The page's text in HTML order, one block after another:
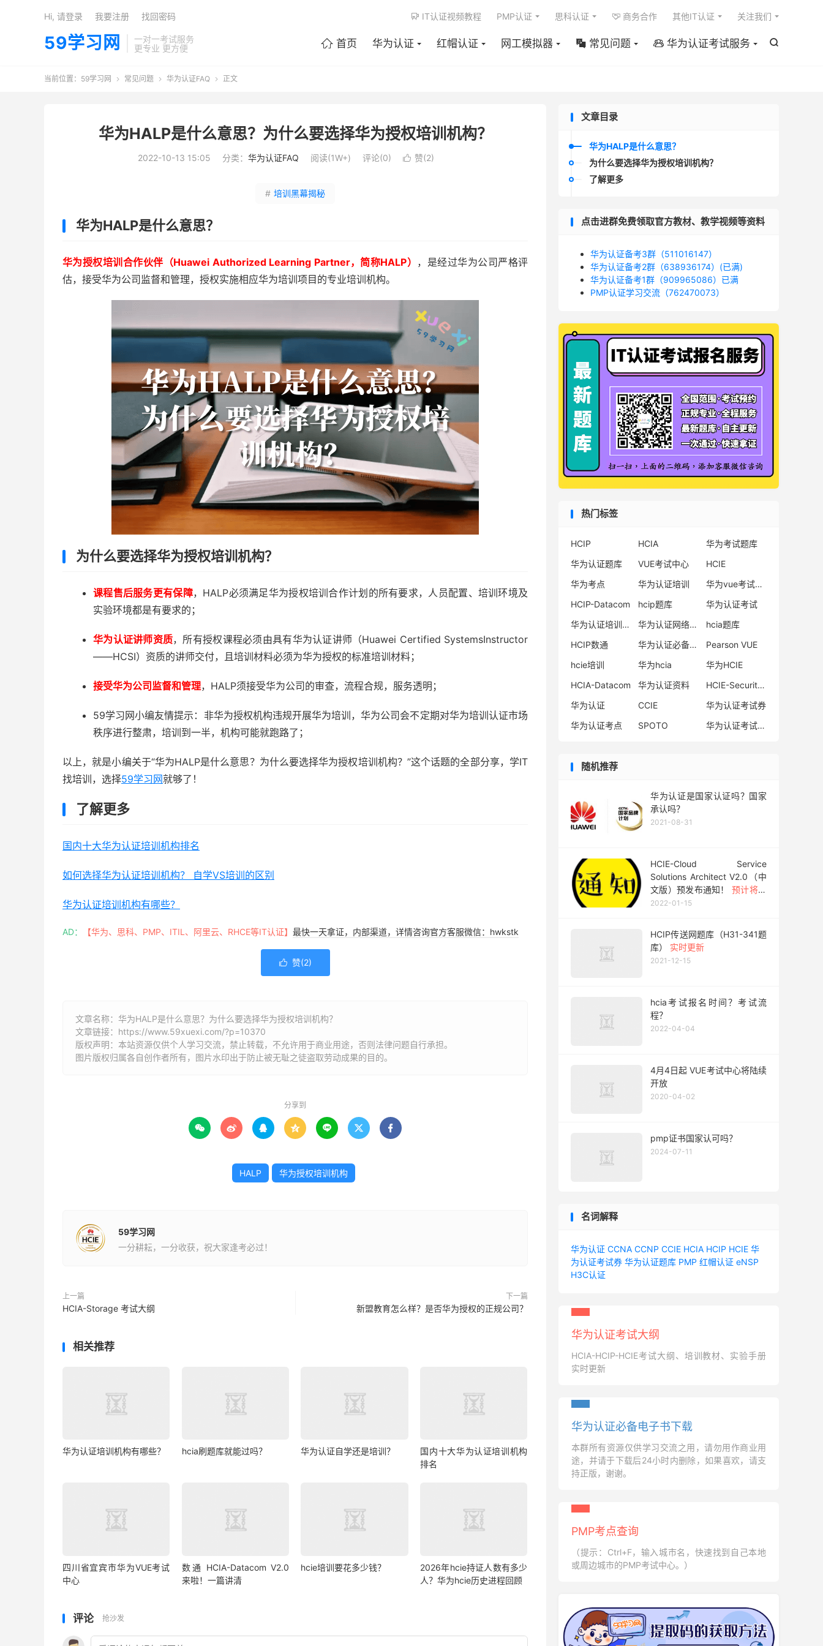
59学习网
一对一考试服务
更专业 更方便

 首页 华为认证 红帽认证 网工模拟器  常见问题  华为认证考试服务
 IT认证视频教程 PMP认证 思科认证  商务合作 其他IT认证 关注我们
Hi, 请登录 我要注册 找回密码
当前位置： 59学习网  常见问题  华为认证FAQ  正文
华为HALP是什么意思？为什么要选择华为授权培训机构？
2022-10-13 15:05 分类： 华为认证FAQ 阅读(1W+) 评论(0)  赞(2)
# 培训黑幕揭秘
华为HALP是什么意思？
华为授权培训合作伙伴（Huawei Authorized Learning Partner，简称HALP） ，是经过华为公司严格评
估，接受华为公司监督和管理，授权实施相应华为培训项目的专业培训机构。
为什么要选择华为授权培训机构？
课程售后服务更有保障，HALP必须满足华为授权培训合作计划的所有要求，人员配置、培训环境及
实验环境都是有要求的；
华为认证讲师资质，所有授权课程必须由具有华为认证讲师（Huawei Certified SystemsInstructor
——HCSI）资质的讲师交付，且培训材料必须为华为授权的标准培训材料；
接受华为公司监督和管理，HALP须接受华为公司的审查，流程合规，服务透明；
59学习网小编友情提示：非华为授权机构违规开展华为培训，华为公司会不定期对华为培训认证市场
秩序进行整肃，培训到一半，机构可能就跑路了；
以上，就是小编关于“华为HALP是什么意思？为什么要选择华为授权培训机构？”这个话题的全部分享，学IT
找培训，选择59学习网就够了！
了解更多
国内十大华为认证培训机构排名
如何选择华为认证培训机构？ 自学VS培训的区别
华为认证培训机构有哪些？
AD： 【华为、思科、PMP、ITIL、阿里云、RHCE等IT认证】 最快一天拿证，内部渠道，详情咨询官方客服微信：hwkstk
 赞(2)
文章名称：华为HALP是什么意思？为什么要选择华为授权培训机构？
文章链接： https://www.59xuexi.com/?p=10370
版权声明：本站资源仅供个人学习交流，禁止转载，不允许用于商业用途，否则法律问题自行承担。
图片版权归属各自创作者所有，图片水印出于防止被无耻之徒盗取劳动成果的目的。
分享到
      
HALP 华为授权培训机构
59学习网
一分耕耘，一分收获，祝大家逢考必过！
上一篇
HCIA-Storage 考试大纲
下一篇
新盟教育怎么样？是否华为授权的正规公司？
相关推荐
华为认证培训机构有哪些？ hcia刷题库就能过吗？ 华为认证自学还是培训？
国内十大华为认证培训机构
排名
四川省宜宾市华为VUE考试
中心
数通 HCIA-Datacom V2.0
来啦！一篇讲清
hcie培训要花多少钱？
2026年hcie持证人数有多少
人？华为hcie历史进程回顾
评论 抢沙发
文章目录
华为HALP是什么意思？
为什么要选择华为授权培训机构？
了解更多
点击进群免费领取官方教材、教学视频等资料
华为认证备考3群（511016147）
华为认证备考2群（638936174）(已满)
华为认证备考1群（909965086）已满
PMP认证学习交流（762470073）
热门标签
HCIP HCIA
华为考试题库
华为认证题库
VUE考试中心
HCIE
华为考点
华为认证培训
华为vue考试中心
HCIP-Datacom
hcip题库
华为认证考试
华为认证培训机构
华为认证网络工程师
hcia题库
HCIP数通
华为认证必备电子书系列
Pearson VUE
hcie培训
华为hcia
华为HCIE
HCIA-Datacom
华为认证资料
HCIE-Security备考指南
华为认证
CCIE
华为认证考试券
华为认证考点
SPOTO 华为认证考试费用
随机推荐
华为认证是国家认证吗？国家
承认吗？
2021-08-31
HCIE-Cloud Service
Solutions Architect V2.0（中
文版）预发布通知！ 预计将于
2022年3月15日正式对外发布
2022-01-15
HCIP传送网题库（H31-341题
库） 实时更新
2021-12-15
hcia考试报名时间？考试流
程？
2022-04-04
4月4日起 VUE考试中心将陆续
开放
2020-04-02
pmp证书国家认可吗？
2024-07-11
名词解释
华为认证 CCNA CCNP CCIE HCIA HCIP HCIE 华
为认证考试券 华为认证题库 PMP 红帽认证 eNSP
H3C认证
华为认证考试大纲
HCIA-HCIP-HCIE考试大纲、培训教材、实验手册
实时更新
华为认证必备电子书下载
本群所有资源仅供学习交流之用，请勿用作商业用
途，并请于下载后24小时内删除，如果喜欢，请支
持正版，谢谢。
PMP考点查询
（提示：Ctrl+F，输入城市名，快速找到自己本地
或周边城市的PMP考试中心。）